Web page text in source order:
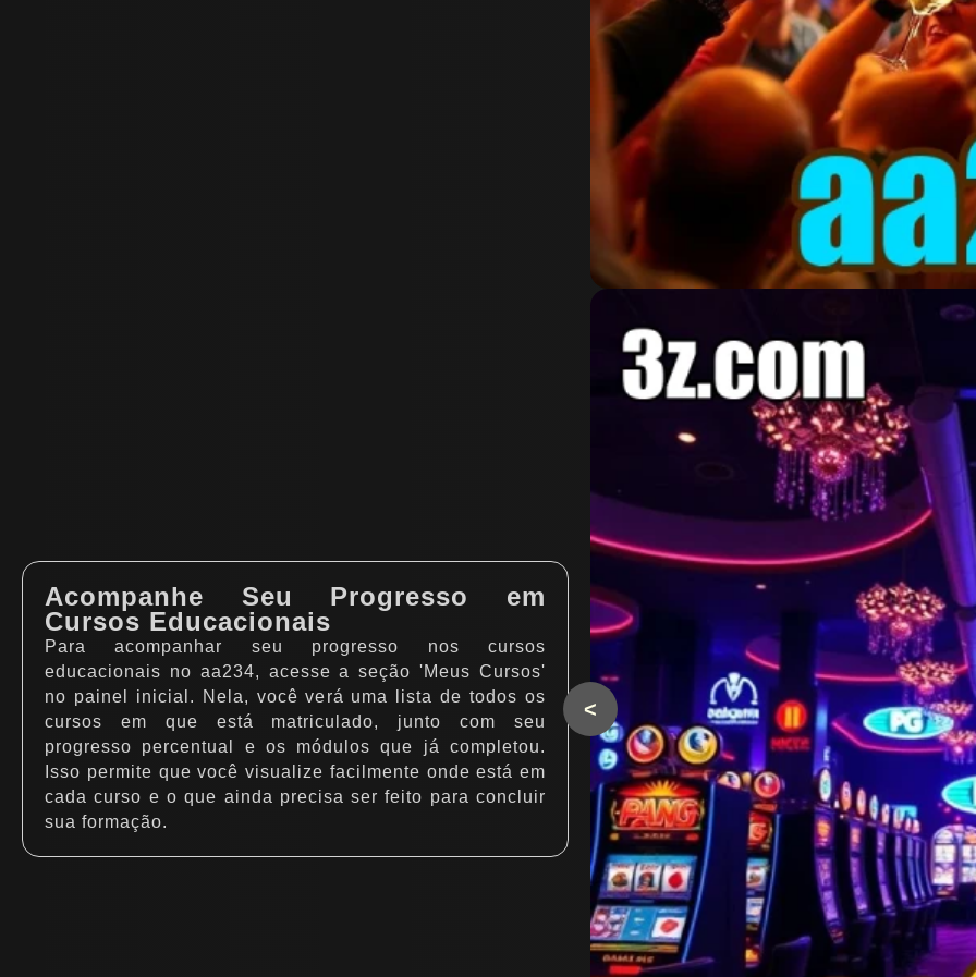
Acompanhe Seu Progresso em
Cursos Educacionais
Para acompanhar seu progresso nos cursos
educacionais no aa234, acesse a seção 'Meus Cursos'
no painel inicial. Nela, você verá uma lista de todos os
cursos em que está matriculado, junto com seu
progresso percentual e os módulos que já completou.
Isso permite que você visualize facilmente onde está em
cada curso e o que ainda precisa ser feito para concluir
sua formação.
<